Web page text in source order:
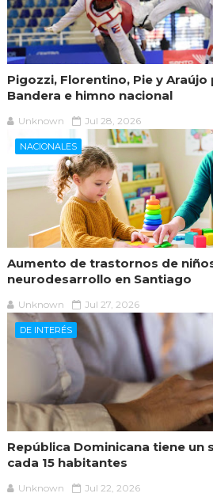
Pigozzi, Florentino, Pie y
Bandera e himno nacional
Unknown Jul 28, 2026
NACIONALES
Aumento de trastornos de
neurodesarrollo en Santiago
Unknown Jul 27, 2026
DE INTERÉS
República Dominicana tiene un
cada 15 habitantes
Unknown Jul 22, 2026